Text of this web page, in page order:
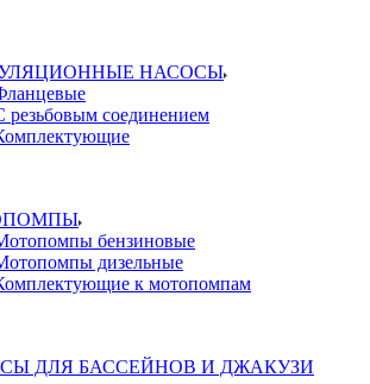
НАСОСЫ
резьбовым соединением
бензиновые
дизельные
к мотопомпам
ДЛЯ БАССЕЙНОВ И ДЖАКУЗИ